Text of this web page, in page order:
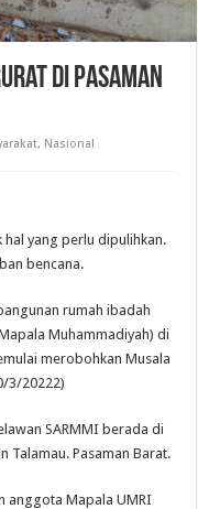
Di Pasaman
, Nasional
hal yang perlu dipulihkan.
bencana.
rumah ibadah
Muhammadiyah) di
merobohkan Musala
3/20222)
SARMMI berada di
Talamau. Pasaman Barat.
anggota Mapala UMRI